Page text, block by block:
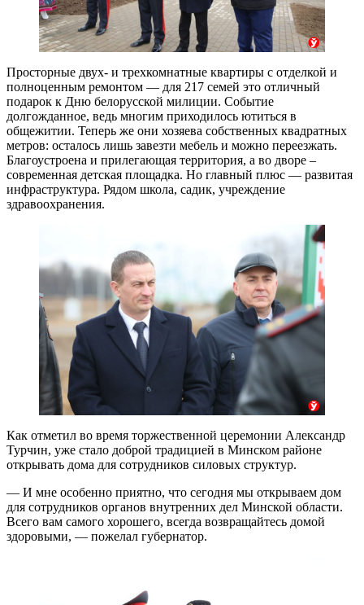
Просторные двух- и трехкомнатные квартиры с отделкой и
полноценным ремонтом — для 217 семей это отличный
подарок к Дню белорусской милиции. Событие
долгожданное, ведь многим приходилось ютиться в
общежитии. Теперь же они хозяева собственных квадратных
метров: осталось лишь завезти мебель и можно переезжать.
Благоустроена и прилегающая территория, а во дворе –
современная детская площадка. Но главный плюс — развитая
инфраструктура. Рядом школа, садик, учреждение
здравоохранения.
Как отметил во время торжественной церемонии Александр
Турчин, уже стало доброй традицией в Минском районе
открывать дома для сотрудников силовых структур.
— И мне особенно приятно, что сегодня мы открываем дом
для сотрудников органов внутренних дел Минской области.
Всего вам самого хорошего, всегда возвращайтесь домой
здоровыми, — пожелал губернатор.